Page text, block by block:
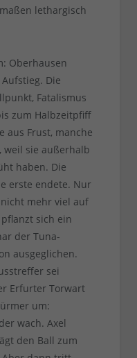
lethargisch
Oberhausen
Die
Fatalismus
zum Halbzeitpfiff
aus Frust, manche
weil sie außerhalb
haben. Die
erste endete. Nur
mehr viel auf
sich ein
der Tuna-
ausgeglichen.
sei
Erfurter Torwart
um:
wach. Axel
den Ball zum